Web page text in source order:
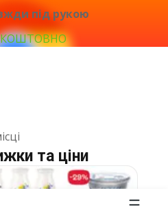
під рукою
та ціни